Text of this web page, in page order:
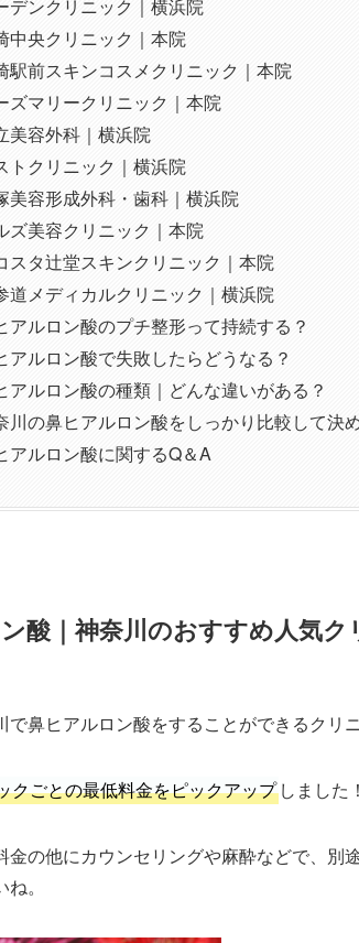
デンクリニック｜横浜院
中央クリニック｜本院
駅前スキンコスメクリニック｜本院
ズマリークリニック｜本院
美容外科｜横浜院
トクリニック｜横浜院
美容形成外科・歯科｜横浜院
ズ美容クリニック｜本院
スタ辻堂スキンクリニック｜本院
道メディカルクリニック｜横浜院
アルロン酸のプチ整形って持続する？
アルロン酸で失敗したらどうなる？
アルロン酸の種類｜どんな違いがある？
川の鼻ヒアルロン酸をしっかり比較して決
アルロン酸に関するQ＆A
酸｜神奈川のおすすめ人気ク
で鼻ヒアルロン酸をすることができるクリ
クごとの最低料金をピックアップ しました！
金の他にカウンセリングや麻酔などで、別
。